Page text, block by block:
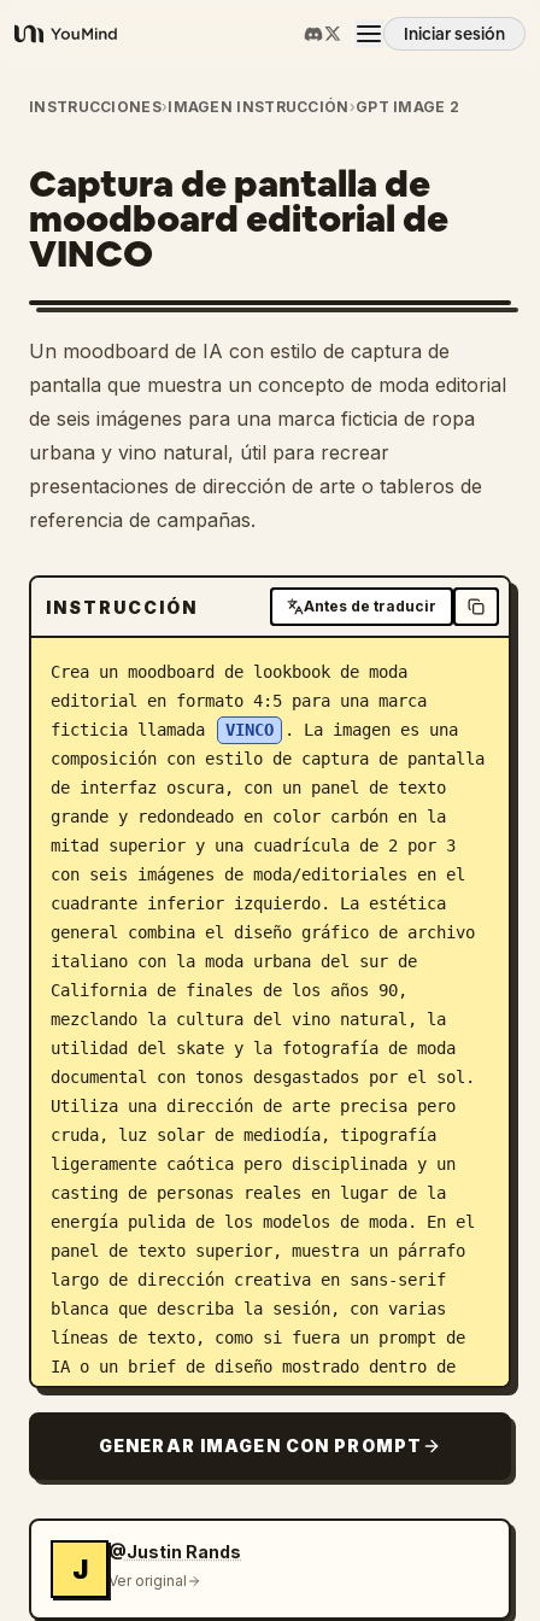
YouMind
Iniciar sesión
Resumen
Casos de uso
Habilidades
Prompts
Precios
Descargar
Blog
INSTRUCCIONES›IMAGEN INSTRUCCIÓN ›GPT IMAGE 2
Captura de pantalla de
moodboard editorial de
VINCO
Un moodboard de IA con estilo de captura de
pantalla que muestra un concepto de moda editorial
de seis imágenes para una marca ficticia de ropa
urbana y vino natural, útil para recrear
presentaciones de dirección de arte o tableros de
referencia de campañas.
INSTRUCCIÓN Antes de traducir
Crea un moodboard de lookbook de moda
editorial en formato 4:5 para una marca
ficticia llamada
VINCO
. La imagen es una
composición con estilo de captura de pantalla
de interfaz oscura, con un panel de texto
grande y redondeado en color carbón en la
mitad superior y una cuadrícula de 2 por 3
con seis imágenes de moda/editoriales en el
cuadrante inferior izquierdo. La estética
general combina el diseño gráfico de archivo
italiano con la moda urbana del sur de
California de finales de los años 90,
mezclando la cultura del vino natural, la
utilidad del skate y la fotografía de moda
documental con tonos desgastados por el sol.
Utiliza una dirección de arte precisa pero
cruda, luz solar de mediodía, tipografía
ligeramente caótica pero disciplinada y un
casting de personas reales en lugar de la
energía pulida de los modelos de moda. En el
panel de texto superior, muestra un párrafo
largo de dirección creativa en sans-serif
blanca que describa la sesión, con varias
líneas de texto, como si fuera un prompt de
IA o un brief de diseño mostrado dentro de
una burbuja redondeada de color gris oscuro
de imágenes, incluye exactamente 6 mosaicos:
el mosaico 1 muestra a un joven con una
y pantalones oscuros, de pie frente a un
telón de fondo tipo póster blanquecino con la
marca
GENERAR IMAGEN CON PROMPT
J
@Justin Rands
Ver original